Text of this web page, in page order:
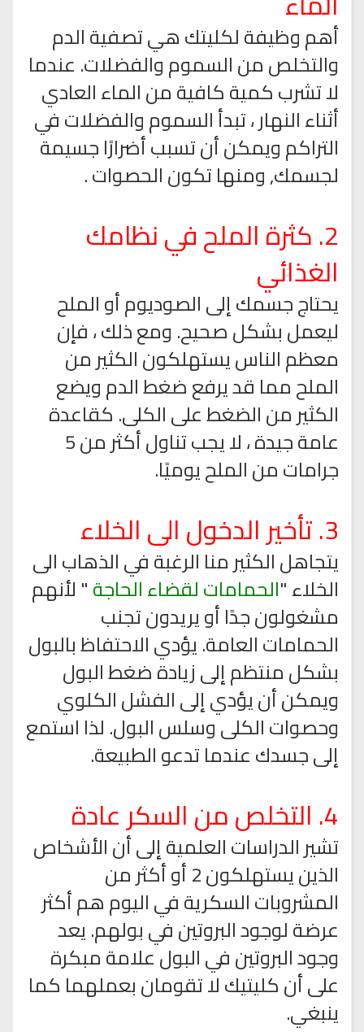
أهم وظيفة لكليتك هي تصفية الدم
والتخلص من السموم والفضلات. عندما
لا تشرب كمية كافية من الماء العادي
أثناء النهار ، تبدأ السموم والفضلات في
التراكم ويمكن أن تسبب أضرارًا جسيمة
لجسمك, ومنها تكون الحصوات .
2. كثرة الملح في نظامك
الغذائي
يحتاج جسمك إلى الصوديوم أو الملح
ليعمل بشكل صحيح. ومع ذلك ، فإن
معظم الناس يستهلكون الكثير من
الملح مما قد يرفع ضغط الدم ويضع
الكثير من الضغط على الكلى. كقاعدة
عامة جيدة ، لا يجب تناول أكثر من 5
جرامات من الملح يوميًا.
3. تأخير الدخول الى الخلاء
يتجاهل الكثير منا الرغبة في الذهاب الى
الخلاء "الحمامات لقضاء الحاجة" لأنهم
مشغولون جدًا أو يريدون تجنب
الحمامات العامة. يؤدي الاحتفاظ بالبول
بشكل منتظم إلى زيادة ضغط البول
ويمكن أن يؤدي إلى الفشل الكلوي
وحصوات الكلى وسلس البول. لذا استمع
إلى جسدك عندما تدعو الطبيعة.
4. التخلص من السكر عادة
تشير الدراسات العلمية إلى أن الأشخاص
الذين يستهلكون 2 أو أكثر من
المشروبات السكرية في اليوم هم أكثر
عرضة لوجود البروتين في بولهم. يعد
وجود البروتين في البول علامة مبكرة
على أن كليتيك لا تقومان بعملهما كما
ينبغي.